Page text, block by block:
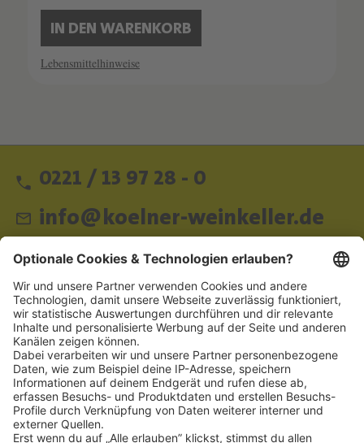
IN DEN WARENKORB
Lebensmittelhinweise
0221 / 13 97 28 - 0
info@koelner-weinkeller.de
Schnellzugriff
ZAHLUNGSMETHODEN
SOCIAL
NEWSLETTER